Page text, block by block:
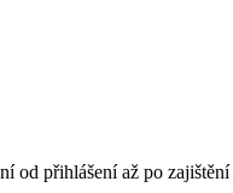
od přihlášení až po